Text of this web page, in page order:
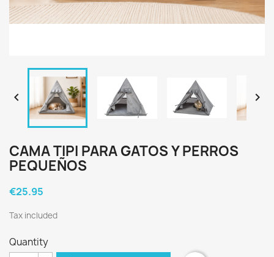
 
CAMA TIPI PARA GATOS Y PERROS
PEQUEÑOS
€25.95
Tax included
Quantity